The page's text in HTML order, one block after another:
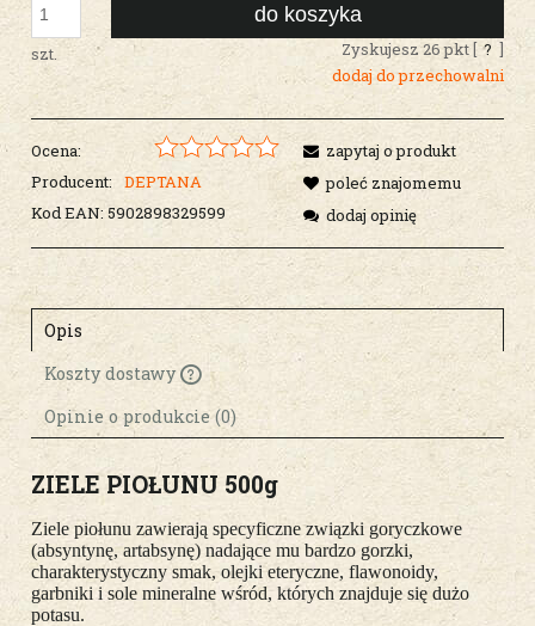
szt.
do koszyka
Zyskujesz26pkt [ ? ]
dodaj do przechowalni
Ocena:
Producent:
DEPTANA
Kod EAN: 5902898329599
zapytaj o produkt
poleć znajomemu
dodaj opinię
Opis
Koszty dostawy
Cena nie zawiera ewentualnych kosztów
płatności
Opinie o produkcie (0)
ZIELE PIOŁUNU 500g
Ziele piołunu zawierają specyficzne związki goryczkowe
(absyntynę, artabsynę) nadające mu bardzo gorzki,
charakterystyczny smak, olejki eteryczne, flawonoidy,
garbniki i sole mineralne wśród, których znajduje się dużo
potasu.